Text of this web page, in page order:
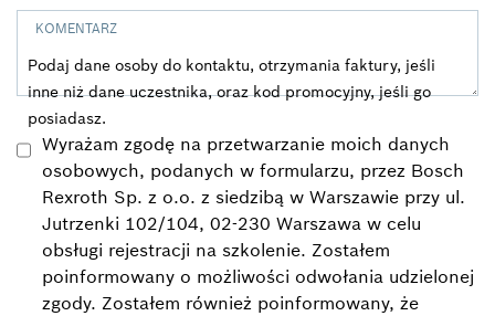
KOMENTARZ
Podaj dane osoby do kontaktu, otrzymania faktury, jeśli
inne niż dane uczestnika, oraz kod promocyjny, jeśli go
posiadasz.
Wyrażam zgodę na przetwarzanie moich danych
osobowych, podanych w formularzu, przez Bosch
Rexroth Sp. z o.o. z siedzibą w Warszawie przy ul.
Jutrzenki 102/104, 02-230 Warszawa w celu
obsługi rejestracji na szkolenie. Zostałem
poinformowany o możliwości odwołania udzielonej
zgody. Zostałem również poinformowany, że